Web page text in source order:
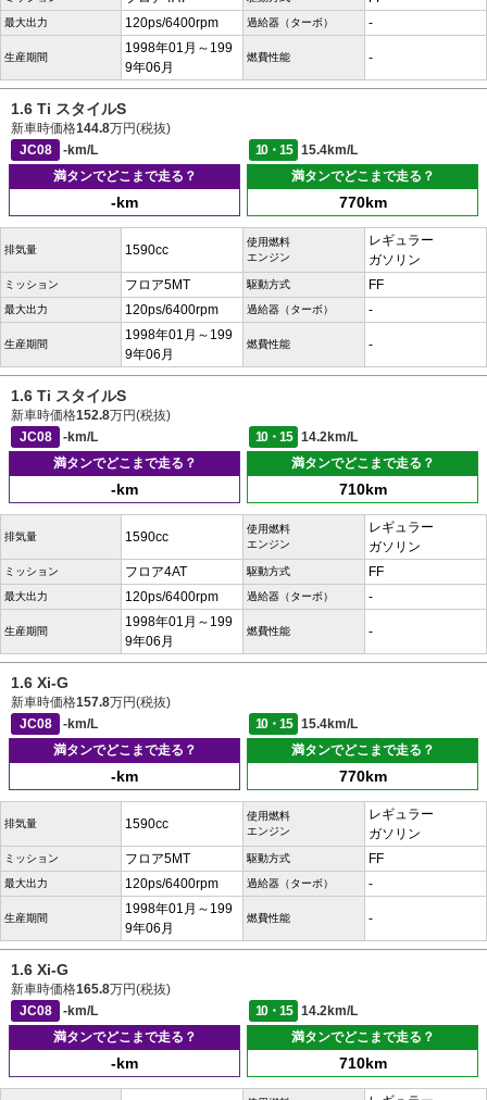
最大出力 120ps/6400rpm 過給器（ターボ） -
生産期間
1998年01月～199
9年06月
燃費性能 -
1.6 Ti スタイルS
新車時価格144.8万円(税抜)
JC08
-km/L 10・15
15.4km/L
満タンでどこまで走る？
-km
満タンでどこまで走る？
770km
排気量 1590cc
使用燃料
エンジン
レギュラー
ガソリン
ミッション フロア5MT 駆動方式 FF
最大出力 120ps/6400rpm 過給器（ターボ） -
生産期間
1998年01月～199
9年06月
燃費性能 -
1.6 Ti スタイルS
新車時価格152.8万円(税抜)
JC08
-km/L 10・15
14.2km/L
満タンでどこまで走る？
-km
満タンでどこまで走る？
710km
排気量 1590cc
使用燃料
エンジン
レギュラー
ガソリン
ミッション フロア4AT 駆動方式 FF
最大出力 120ps/6400rpm 過給器（ターボ） -
生産期間
1998年01月～199
9年06月
燃費性能 -
1.6 Xi-G
新車時価格157.8万円(税抜)
JC08
-km/L 10・15
15.4km/L
満タンでどこまで走る？
-km
満タンでどこまで走る？
770km
排気量 1590cc
使用燃料
エンジン
レギュラー
ガソリン
ミッション フロア5MT 駆動方式 FF
最大出力 120ps/6400rpm 過給器（ターボ） -
生産期間
1998年01月～199
9年06月
燃費性能 -
1.6 Xi-G
新車時価格165.8万円(税抜)
JC08
-km/L 10・15
14.2km/L
満タンでどこまで走る？
-km
満タンでどこまで走る？
710km